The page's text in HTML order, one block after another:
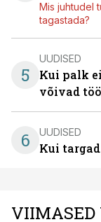
Mis juhtudel
tagastada?
5
UUDISED
Kui palk
võivad
6 UUDISED
Kui
VIIMASED